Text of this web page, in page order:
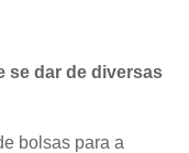
se dar de diversas
bolsas para a